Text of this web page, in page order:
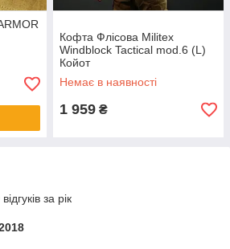
Кофта Флісова Militex
Windblock Tactical mod.6 (L)
Койот
Немає в наявності
1 959 ₴
за рік